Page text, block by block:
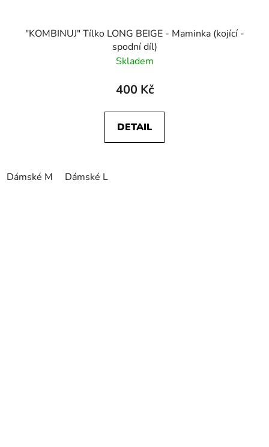
"KOMBINUJ" Tílko LONG BEIGE - Maminka (kojící -
spodní díl)
Skladem
400 Kč
DETAIL
Dámské M Dámské L